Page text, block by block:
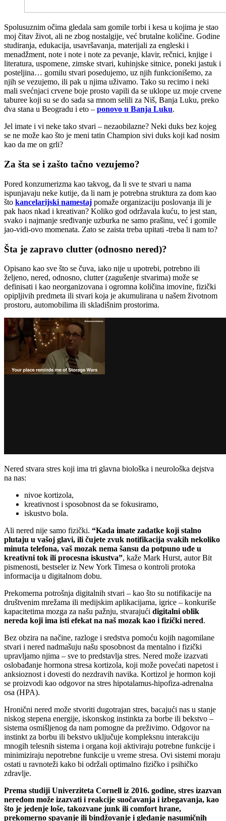
Spolusuznim očima gledala sam gomile torbi i kesa u kojima je stao
moj čitav život, ali ne zbog nostalgije, već brutalne količine. Godine
studiranja, edukacija, usavršavanja, materijali za engleski i
menadžment, note i note i note za pevanje, klavir, rečnici, knjige i
literatura, uspomene, zimske stvari, kuhinjske sitnice, poneki jastuk i
posteljina… gomilu stvari posedujemo, uz njih funkcionišemo, za
njih se vezujemo, ili pak u njima uživamo. Tako su recimo i neki
mali svećnjaci crvene boje prosto vapili da se uklope uz moje crvene
taburee koji su se do sada sa mnom selili za Niš, Banja Luku, preko
dva stana u Beogradu i eto – ponovo u Banja Luku.
Jel imate i vi neke tako stvari – nezaobilazne? Neki duks bez kojeg
se ne može kao što je meni tatin Champion sivi duks koji kad nosim
kao da me on grli?
Za šta se i zašto tačno vezujemo?
Pored konzumerizma kao takvog, da li sve te stvari u nama
ispunjavaju neke kutije, da li nam je potrebna struktura za dom kao
što kancelarijski namestaj pomaže organizaciju poslovanja ili je
pak haos nkad i kreativan? Koliko god održavala kuću, to jest stan,
svako i najmanje sređivanje uzburka ne samo prašinu, već i gomile
jao-vidi-ovo momenata. Zato se zaista treba upitati -treba li nam to?
Šta je zapravo clutter (odnosno nered)?
Opisano kao sve što se čuva, iako nije u upotrebi, potrebno ili
željeno, nered, odnosno, clutter (zagušenje stvarima) može se
definisati i kao neorganizovana i ogromna količina imovine, fizički
opipljivih predmeta ili stvari koja je akumulirana u našem životnom
prostoru, automobilima ili skladišnim prostorima.
Nered stvara stres koji ima tri glavna biološka i neurološka dejstva
na nas:
nivoe kortizola,
kreativnost i sposobnost da se fokusiramo,
iskustvo bola.
Ali nered nije samo fizički. “Kada imate zadatke koji stalno
plutaju u vašoj glavi, ili čujete zvuk notifikacija svakih nekoliko
minuta telefona, vaš mozak nema šansu da potpuno uđe u
kreativni tok ili procesna iskustva”, kaže Mark Hurst, autor Bit
pismenosti, bestseler iz New York Timesa o kontroli protoka
informacija u digitalnom dobu.
Prekomerna potrošnja digitalnih stvari – kao što su notifikacije na
društvenim mrežama ili medijskim aplikacijama, igrice – konkuriše
kapacitetima mozga za našu pažnju, stvarajući digitalni oblik
nereda koji ima isti efekat na naš mozak kao i fizički nered.
Bez obzira na načine, razloge i sredstva pomoću kojih nagomilane
stvari i nered nadmašuju našu sposobnost da mentalno i fizički
upravljamo njima – sve to predstavlja stres. Nered može izazvati
oslobađanje hormona stresa kortizola, koji može povećati napetost i
anksioznost i dovesti do nezdravih navika. Kortizol je hormon koji
se proizvodi kao odgovor na stres hipotalamus-hipofiza-adrenalna
osa (HPA).
Hronični nered može stvoriti dugotrajan stres, bacajući nas u stanje
niskog stepena energije, iskonskog instinkta za borbe ili bekstvo –
sistema osmišljenog da nam pomogne da preživimo. Odgovor na
instinkt za borbu ili bekstvo uključuje kompleksnu interakciju
mnogih telesnih sistema i organa koji aktiviraju potrebne funkcije i
minimiziraju nepotrebne funkcije u vreme stresa. Ovi sistemi moraju
ostati u ravnoteži kako bi održali optimalno fizičko i psihičko
zdravlje.
Prema studiji Univerziteta Cornell iz 2016. godine, stres izazvan
neredom može izazvati i reakcije suočavanja i izbegavanja, kao
što je jedenje loše, takozvane junk ili comfort hrane,
prekomerno spavanje ili bindžovanje i gledanje nasumičnih